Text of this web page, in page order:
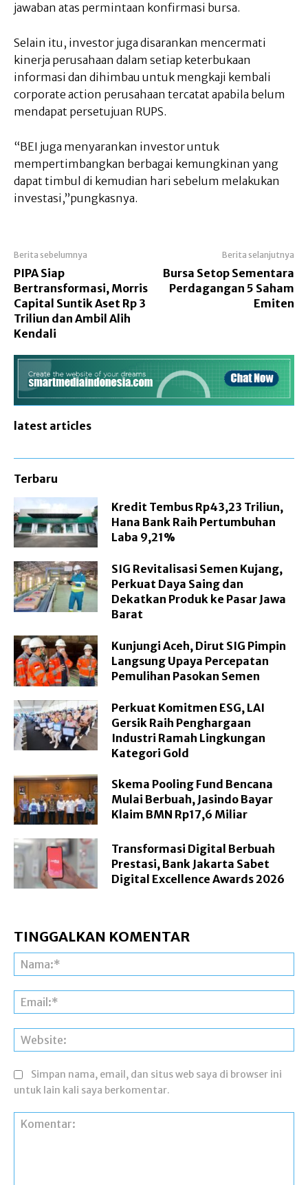
jawaban atas permintaan konfirmasi bursa.
Selain itu, investor juga disarankan mencermati
kinerja perusahaan dalam setiap keterbukaan
informasi dan dihimbau untuk mengkaji kembali
corporate action perusahaan tercatat apabila belum
mendapat persetujuan RUPS.
“BEI juga menyarankan investor untuk
mempertimbangkan berbagai kemungkinan yang
dapat timbul di kemudian hari sebelum melakukan
investasi,”pungkasnya.
Berita sebelumnya
PIPA Siap
Bertransformasi, Morris
Capital Suntik Aset Rp 3
Triliun dan Ambil Alih
Kendali
Berita selanjutnya
Bursa Setop Sementara
Perdagangan 5 Saham
Emiten
latest articles
Terbaru
Kredit Tembus Rp43,23 Triliun,
Hana Bank Raih Pertumbuhan
Laba 9,21%
SIG Revitalisasi Semen Kujang,
Perkuat Daya Saing dan
Dekatkan Produk ke Pasar Jawa
Barat
Kunjungi Aceh, Dirut SIG Pimpin
Langsung Upaya Percepatan
Pemulihan Pasokan Semen
Perkuat Komitmen ESG, LAI
Gersik Raih Penghargaan
Industri Ramah Lingkungan
Kategori Gold
Skema Pooling Fund Bencana
Mulai Berbuah, Jasindo Bayar
Klaim BMN Rp17,6 Miliar
Transformasi Digital Berbuah
Prestasi, Bank Jakarta Sabet
Digital Excellence Awards 2026
TINGGALKAN KOMENTAR
Simpan nama, email, dan situs web saya di browser ini
untuk lain kali saya berkomentar.